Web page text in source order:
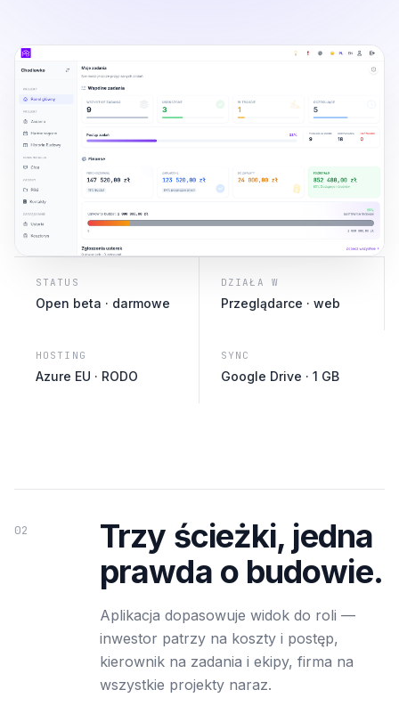
STATUS
Open beta · darmowe
DZIAŁA W
Przeglądarce · web
HOSTING
Azure EU · RODO
SYNC
Google Drive · 1 GB
02
Trzy ścieżki, jedna
prawda o budowie.
Aplikacja dopasowuje widok do roli —
inwestor patrzy na koszty i postęp,
kierownik na zadania i ekipy, firma na
wszystkie projekty naraz.